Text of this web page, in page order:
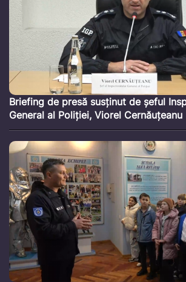
Briefing de presă susținut de șeful
General al Poliției, Viorel Cernăuțeanu